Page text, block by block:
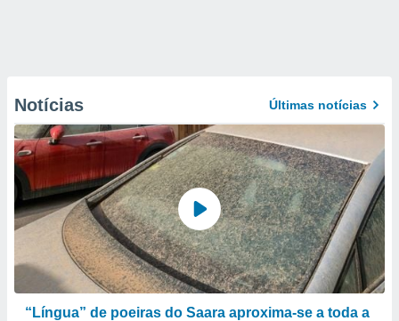
Notícias Últimas notícias
“Língua” de poeiras do Saara aproxima-se a toda a